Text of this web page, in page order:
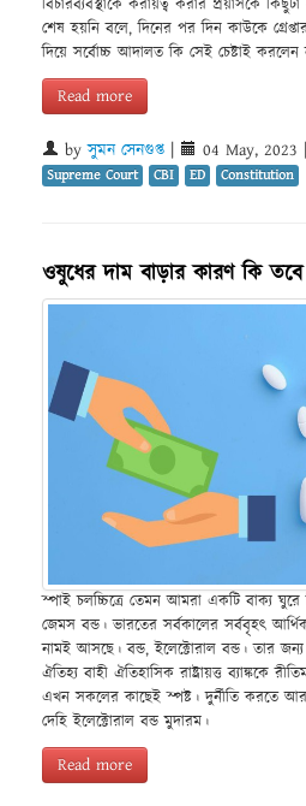
বিচারব্যবস্থাকে করায়ত্ব করার প্রয়াসকে
শেষ হয়নি বলে, দিনের পর দিন কাউকে
দিয়ে সর্বোচ্চ আদালত কি সেই চেষ্টাই করলেন
Read more
byসুমন সেনগুপ্ত 04 May, 2023
Supreme Court CBI ED Constitution
ওষুধের দাম বাড়ার কারণ কি তবে
স্পাই চলচ্চিত্রে তেমন আমরা একটি বাক্য
জেমস বন্ড। ভারতের সর্বকালের সর্ববৃহৎ
নামই আসছে। বন্ড, ইলেক্টোরাল বন্ড। তার
ঐতিহ্য বাহী ঐতিহাসিক রাষ্ট্রায়ত্ত ব্যাঙ্ককে
এখন সকলের কাছেই স্পষ্ট। দুর্নীতি করতে
দেহি ইলেক্টোরাল বন্ড মুদারম।
Read more